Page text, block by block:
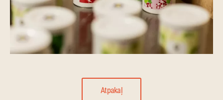
Atpakaļ